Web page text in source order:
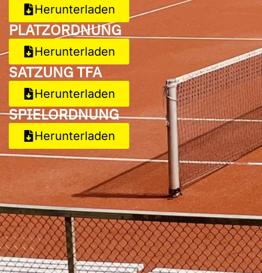
Herunterladen
PLATZORDNUNG
Herunterladen
SATZUNG TFA
Herunterladen
SPIELORDNUNG
Herunterladen